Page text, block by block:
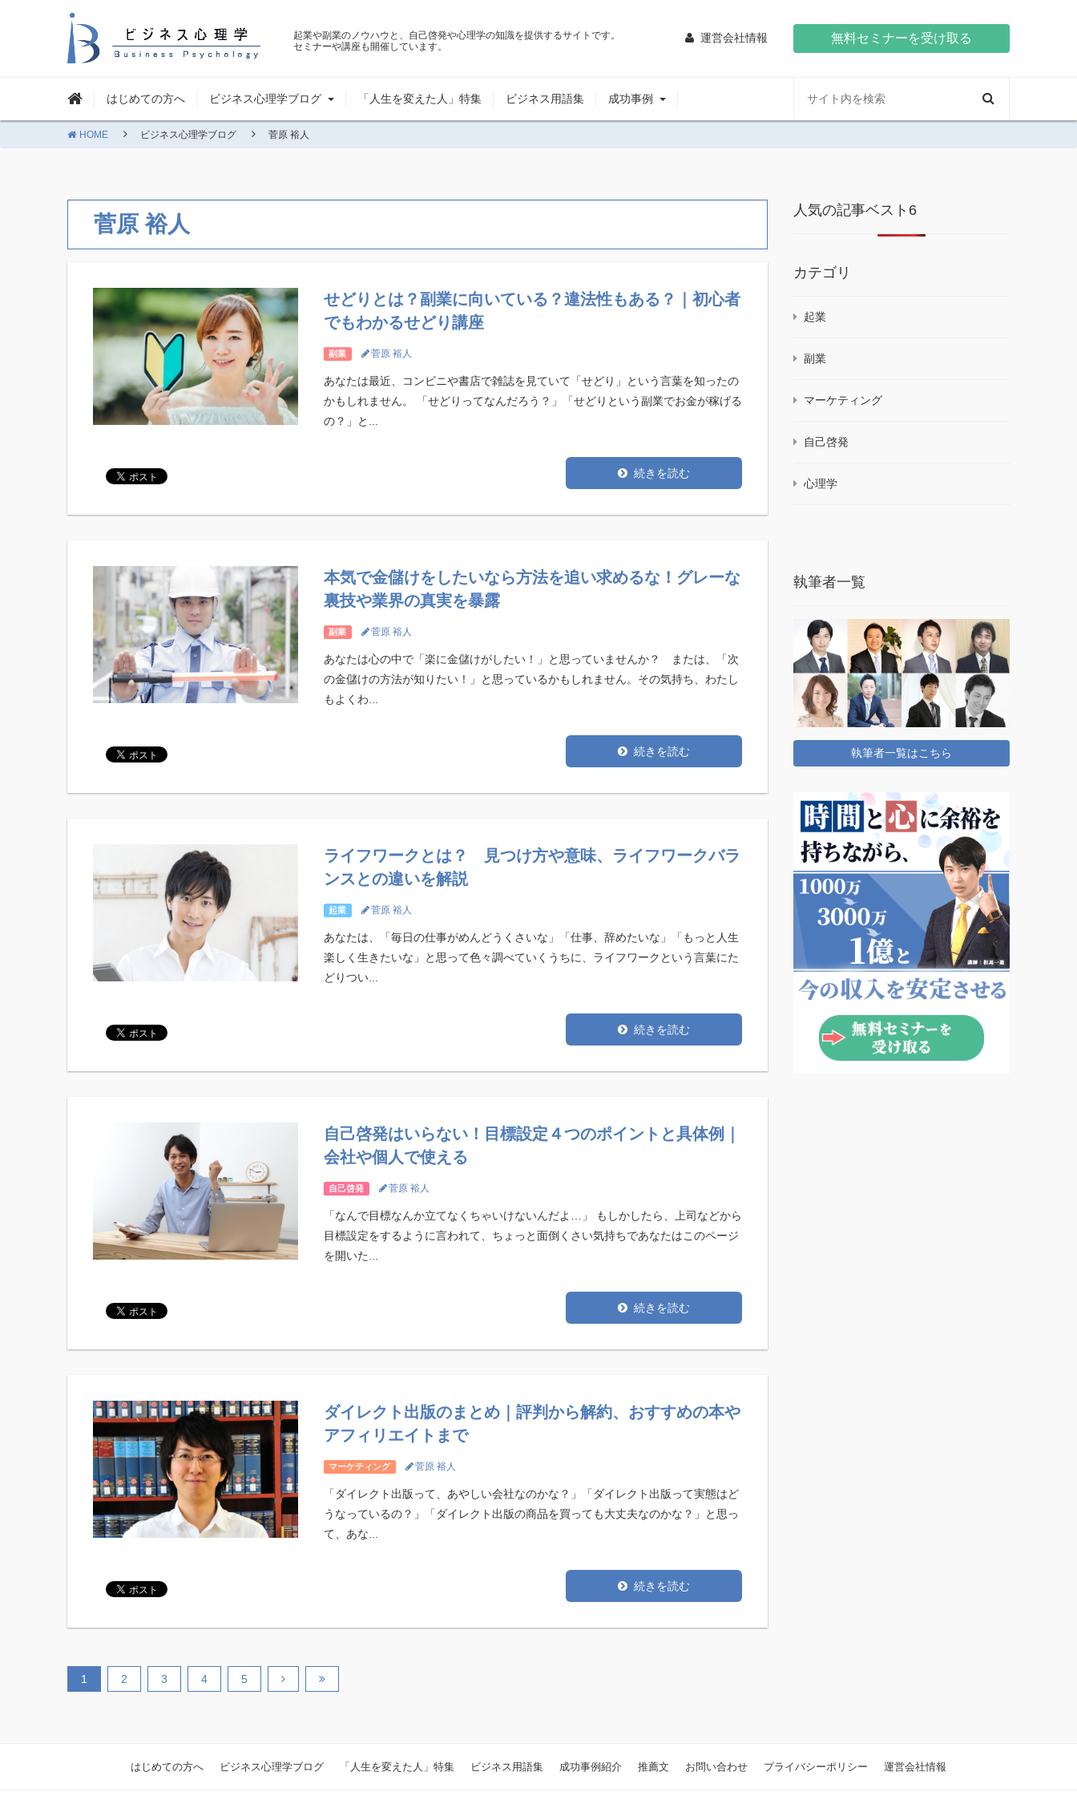
起業や副業のノウハウと、自己啓発や心理学の知識を提供するサイトです。
セミナーや講座も開催しています。
運営会社情報 無料セミナーを受け取る
はじめての方へ ビジネス心理学ブログ 「人生を変えた人」特集 ビジネス用語集 成功事例
HOME ビジネス心理学ブログ 菅原 裕人
菅原 裕人
せどりとは？副業に向いている？違法性もある？｜初心者
でもわかるせどり講座
副業 菅原 裕人
あなたは最近、コンビニや書店で雑誌を見ていて「せどり」という言葉を知ったの
かもしれません。 「せどりってなんだろう？」「せどりという副業でお金が稼げる
の？」と...
続きを読む
本気で金儲けをしたいなら方法を追い求めるな！グレーな
裏技や業界の真実を暴露
副業 菅原 裕人
あなたは心の中で「楽に金儲けがしたい！」と思っていませんか？ または、「次
の金儲けの方法が知りたい！」と思っているかもしれません。その気持ち、わたし
もよくわ...
続きを読む
ライフワークとは？ 見つけ方や意味、ライフワークバラ
ンスとの違いを解説
起業 菅原 裕人
あなたは、「毎日の仕事がめんどうくさいな」「仕事、辞めたいな」「もっと人生
楽しく生きたいな」と思って色々調べていくうちに、ライフワークという言葉にた
どりつい...
続きを読む
自己啓発はいらない！目標設定４つのポイントと具体例｜
会社や個人で使える
自己啓発 菅原 裕人
「なんで目標なんか立てなくちゃいけないんだよ…」 もしかしたら、上司などから
目標設定をするように言われて、ちょっと面倒くさい気持ちであなたはこのページ
を開いた...
続きを読む
ダイレクト出版のまとめ｜評判から解約、おすすめの本や
アフィリエイトまで
マーケティング 菅原 裕人
「ダイレクト出版って、あやしい会社なのかな？」「ダイレクト出版って実態はど
うなっているの？」「ダイレクト出版の商品を買っても大丈夫なのかな？」と思っ
て、あな...
続きを読む
1 2 3 4 5
人気の記事ベスト6
カテゴリ
起業
副業
マーケティング
自己啓発
心理学
執筆者一覧
執筆者一覧はこちら
はじめての方へ ビジネス心理学ブログ 「人生を変えた人」特集 ビジネス用語集 成功事例紹介 推薦文 お問い合わせ プライバシーポリシー 運営会社情報